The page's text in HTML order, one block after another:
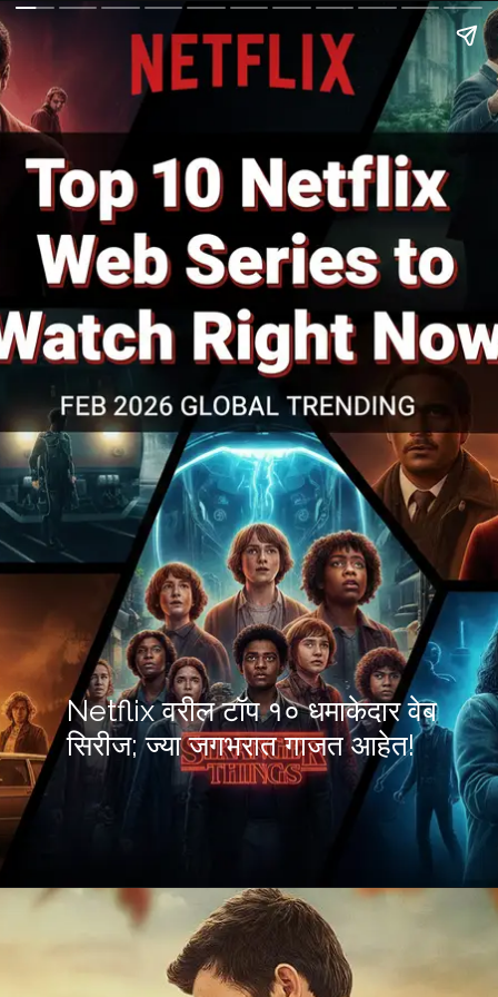
Netflix वरील टॉप १० धमाकेदार वेब
सिरीज; ज्या जगभरात गाजत आहेत!